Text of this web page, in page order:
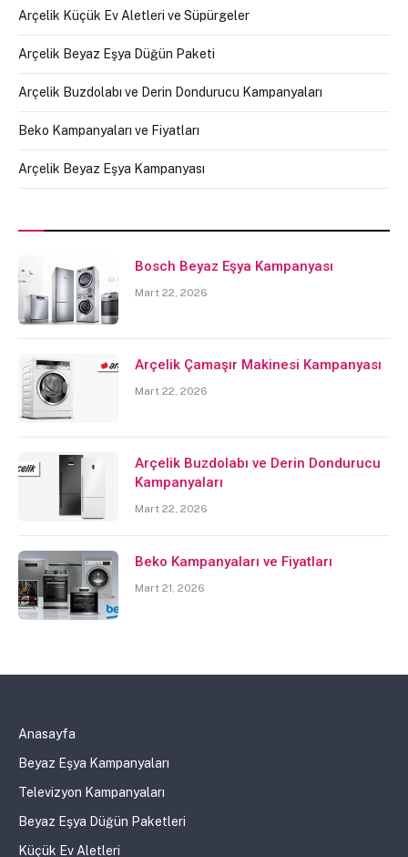
Arçelik Küçük Ev Aletleri ve Süpürgeler
Arçelik Beyaz Eşya Düğün Paketi
Arçelik Buzdolabı ve Derin Dondurucu Kampanyaları
Beko Kampanyaları ve Fiyatları
Arçelik Beyaz Eşya Kampanyası
Bosch Beyaz Eşya Kampanyası
Mart 22, 2026
Arçelik Çamaşır Makinesi Kampanyası
Mart 22, 2026
Arçelik Buzdolabı ve Derin Dondurucu
Kampanyaları
Mart 22, 2026
Beko Kampanyaları ve Fiyatları
Mart 21, 2026
Anasayfa
Beyaz Eşya Kampanyaları
Televizyon Kampanyaları
Beyaz Eşya Düğün Paketleri
Küçük Ev Aletleri